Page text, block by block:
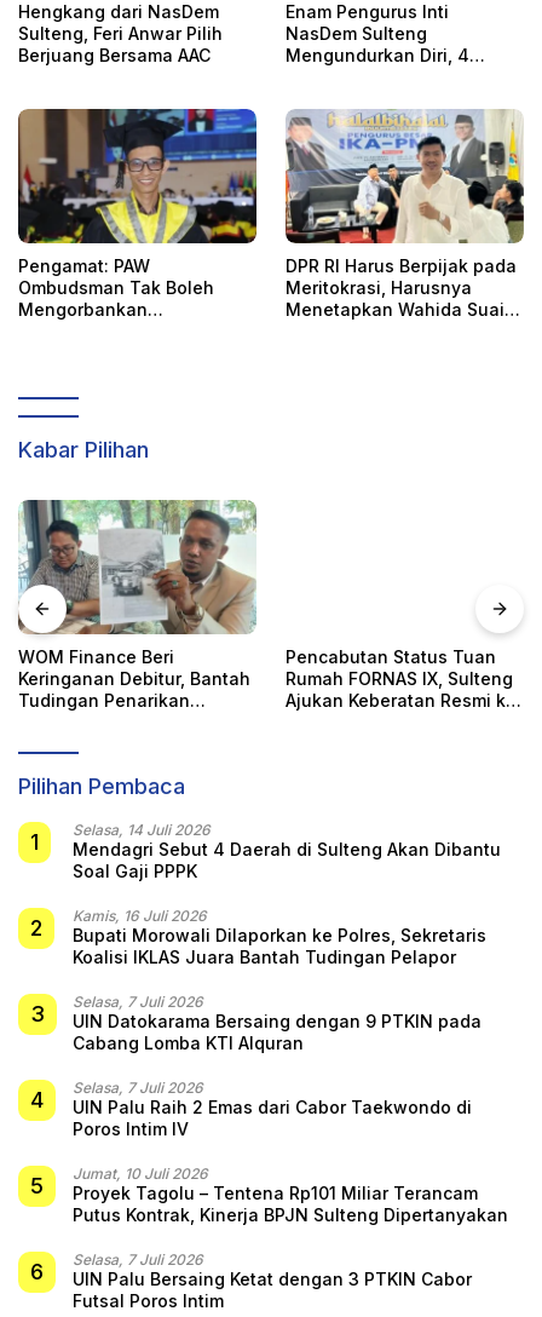
Hengkang dari NasDem
Sulteng, Feri Anwar Pilih
Berjuang Bersama AAC
Enam Pengurus Inti
NasDem Sulteng
Mengundurkan Diri, 4
Pengamat: PAW
Ombudsman Tak Boleh
Mengorbankan
DPR RI Harus Berpijak pada
Meritokrasi, Harusnya
Menetapkan Wahida Suaib
Kabar Pilihan
WOM Finance Beri
Keringanan Debitur, Bantah
Tudingan Penarikan
Pencabutan Status Tuan
Rumah FORNAS IX, Sulteng
Ajukan Keberatan Resmi ke
Pilihan Pembaca
1 Selasa, 14 Juli 2026
Mendagri Sebut 4 Daerah di Sulteng Akan Dibantu
Soal Gaji PPPK
2 Kamis, 16 Juli 2026
Bupati Morowali Dilaporkan ke Polres, Sekretaris
Koalisi IKLAS Juara Bantah Tudingan Pelapor
3 Selasa, 7 Juli 2026
UIN Datokarama Bersaing dengan 9 PTKIN pada
Cabang Lomba KTI Alquran
4 Selasa, 7 Juli 2026
UIN Palu Raih 2 Emas dari Cabor Taekwondo di
Poros Intim IV
5 Jumat, 10 Juli 2026
Proyek Tagolu – Tentena Rp101 Miliar Terancam
Putus Kontrak, Kinerja BPJN Sulteng Dipertanyakan
6 Selasa, 7 Juli 2026
UIN Palu Bersaing Ketat dengan 3 PTKIN Cabor
Futsal Poros Intim